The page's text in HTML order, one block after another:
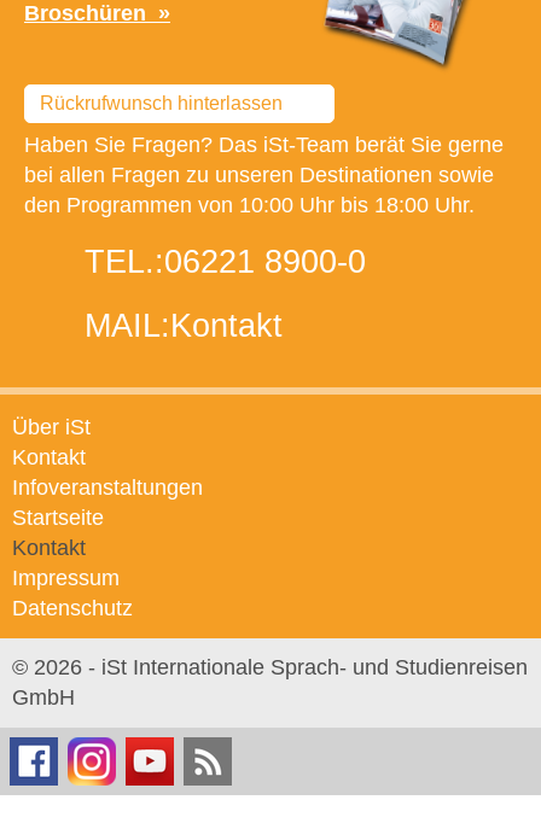
Broschüren
Rückrufwunsch hinterlassen
Haben Sie Fragen? Das iSt-Team berät Sie gerne
bei allen Fragen zu unseren Destinationen sowie
den Programmen von 10:00 Uhr bis 18:00 Uhr.
TEL.:06221 8900-0
MAIL:Kontakt
Über iSt
Kontakt
Infoveranstaltungen
Startseite
Kontakt
Impressum
Datenschutz
© 2026 - iSt Internationale Sprach- und Studienreisen
GmbH